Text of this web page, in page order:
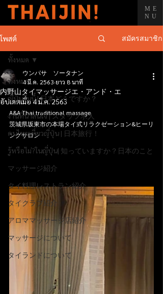
ME
NU
โพสต์ สมัครสมาชิก
ทั้งหมด
ญี่ปุ่นวันนี้ | 日本どうですか？
งานที่น่าสนใจ | スタッフ求人
คนไทยเที่ยวญี่ปุ่น | 日本旅行！
รู้หรือไม่?ในญี่ปุ่น| 知っていますか？日本のこと
マッサージ紹介
タイ料理レストラン紹介
タイクラブ紹介
アロママッサージ店紹介
マッサージについて
タイランドについて
ทั้งหมด
内野山タイマッサージエ・アンド・エ
ウンパサ ソータナン
4 มี.ค. 2563 ยาว 8 นาที
อัปเดตเมื่อ4 มี.ค. 2563
A&A Thai traditional massage
茨城県坂東市の本場タイ式リラクゼーション&ヒーリ
ングサロン